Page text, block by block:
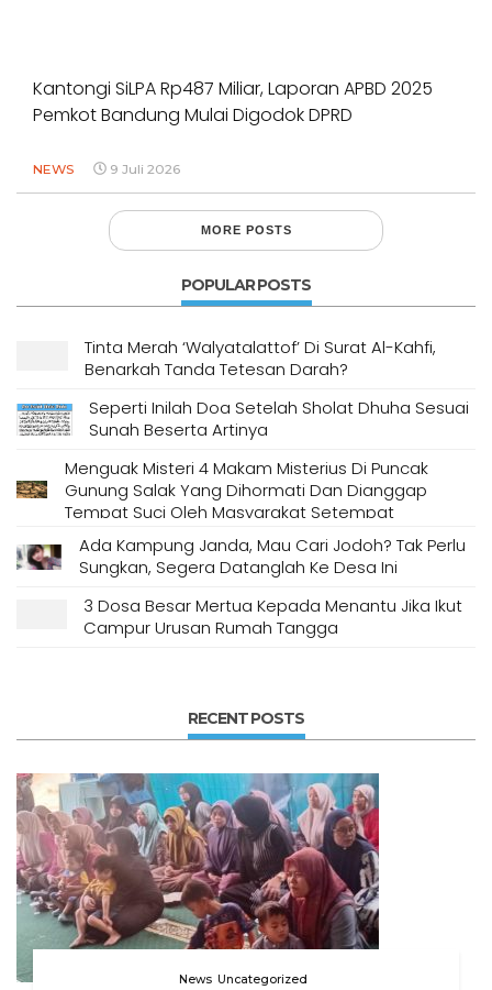
Kantongi SiLPA Rp487 Miliar, Laporan APBD 2025
Pemkot Bandung Mulai Digodok DPRD
NEWS 9 Juli 2026
MORE POSTS
POPULAR POSTS
Tinta Merah ‘Walyatalattof’ Di Surat Al-Kahfi,
Benarkah Tanda Tetesan Darah?
Seperti Inilah Doa Setelah Sholat Dhuha Sesuai
Sunah Beserta Artinya
Menguak Misteri 4 Makam Misterius Di Puncak
Gunung Salak Yang Dihormati Dan Dianggap
Tempat Suci Oleh Masyarakat Setempat
Ada Kampung Janda, Mau Cari Jodoh? Tak Perlu
Sungkan, Segera Datanglah Ke Desa Ini
3 Dosa Besar Mertua Kepada Menantu Jika Ikut
Campur Urusan Rumah Tangga
RECENT POSTS
News Uncategorized